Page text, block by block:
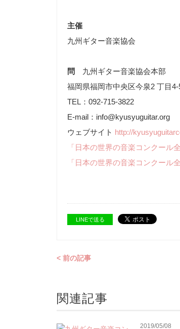
主催
九州ギター音楽協会
問 九州ギター音楽協会本部
福岡県福岡市中央区今泉2 丁目4-
TEL：092-715-3822
E-mail：info@kyusyuguitar.org
ウェブサイト http://
「日本の世界の音楽コンクール
「日本の世界の音楽コンクール
LINEで送る
< 前の記事
関連記事
2019/05/08